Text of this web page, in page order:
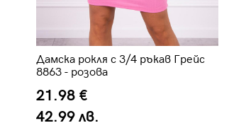
Дамска рокля с 3/4 ръкав Грейс
8863 - розова
21.98 €
42.99 лв.